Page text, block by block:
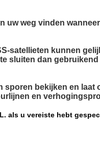
uw weg vinden
satellieten kunnen
sluiten dan gebruikend
bekijken en laat
en
als u vereiste hebt